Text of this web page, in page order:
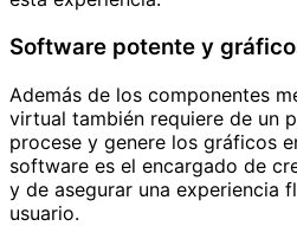
Software potente y
Además de los componentes
virtual también requiere de un
procese y genere los gráficos
software es el encargado de
y de asegurar una experiencia
usuario.